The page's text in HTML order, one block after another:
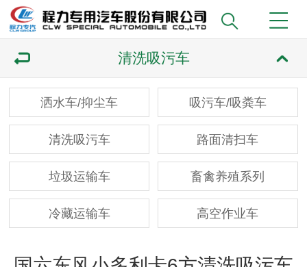
清洗吸污车
洒水车/抑尘车 吸污车/吸粪车
清洗吸污车 路面清扫车
垃圾运输车 畜禽养殖系列
冷藏运输车 高空作业车